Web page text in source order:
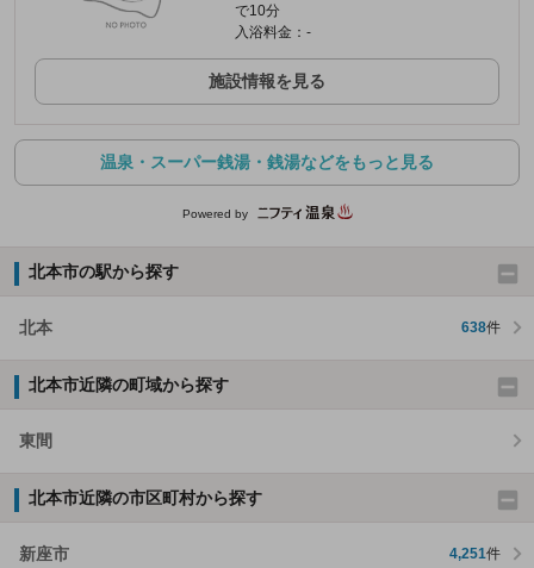
で10分
入浴料金：-
施設情報を見る
温泉・スーパー銭湯・銭湯などをもっと見る
Powered by
北本市の駅から探す
北本 638件
北本市近隣の町域から探す
東間
北本市近隣の市区町村から探す
新座市 4,251件